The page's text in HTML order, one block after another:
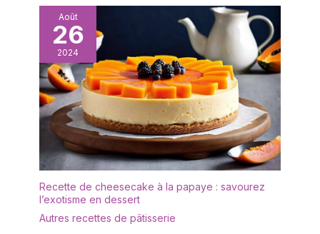
plomb et de cadmium,
ce qui le rend sûr et non
toxique. Sa structure
robuste le rend difficile à
casser et le protège
efficacement contre les
rayures et l'usure au
quotidien, vous
permettant ainsi qu'à
votre famille de savourer
vos repas en toute
sérénité. 【Un Choix
Rassurant】Cette
vaisselle et arts de la
Août
26
2024
Recette de cheesecake à la papaye : savourez
l’exotisme en dessert
Autres recettes de pâtisserie